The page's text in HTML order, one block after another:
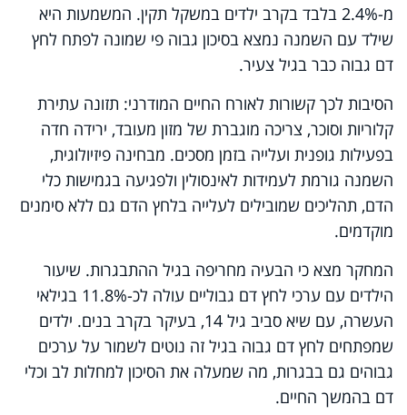
מ-2.4% בלבד בקרב ילדים במשקל תקין. המשמעות היא
שילד עם השמנה נמצא בסיכון גבוה פי שמונה לפתח לחץ
דם גבוה כבר בגיל צעיר.
הסיבות לכך קשורות לאורח החיים המודרני: תזונה עתירת
קלוריות וסוכר, צריכה מוגברת של מזון מעובד, ירידה חדה
בפעילות גופנית ועלייה בזמן מסכים. מבחינה פיזיולוגית,
השמנה גורמת לעמידות לאינסולין ולפגיעה בגמישות כלי
הדם, תהליכים שמובילים לעלייה בלחץ הדם גם ללא סימנים
מוקדמים.
המחקר מצא כי הבעיה מחריפה בגיל ההתבגרות. שיעור
הילדים עם ערכי לחץ דם גבוליים עולה לכ-11.8% בגילאי
העשרה, עם שיא סביב גיל 14, בעיקר בקרב בנים. ילדים
שמפתחים לחץ דם גבוה בגיל זה נוטים לשמור על ערכים
גבוהים גם בבגרות, מה שמעלה את הסיכון למחלות לב וכלי
דם בהמשך החיים.